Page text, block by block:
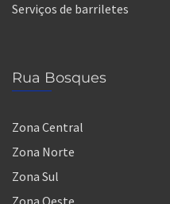
Serviços de barriletes
Rua Bosques
Zona Central
Zona Norte
Zona Sul
Zona Oeste